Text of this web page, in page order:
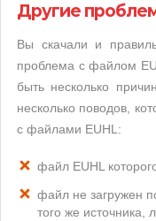
Другие
Вы скачали и
проблема с файлом
быть несколько
несколько поводов,
с файлами EUHL:
файл EUHL
файл не загружен
того же